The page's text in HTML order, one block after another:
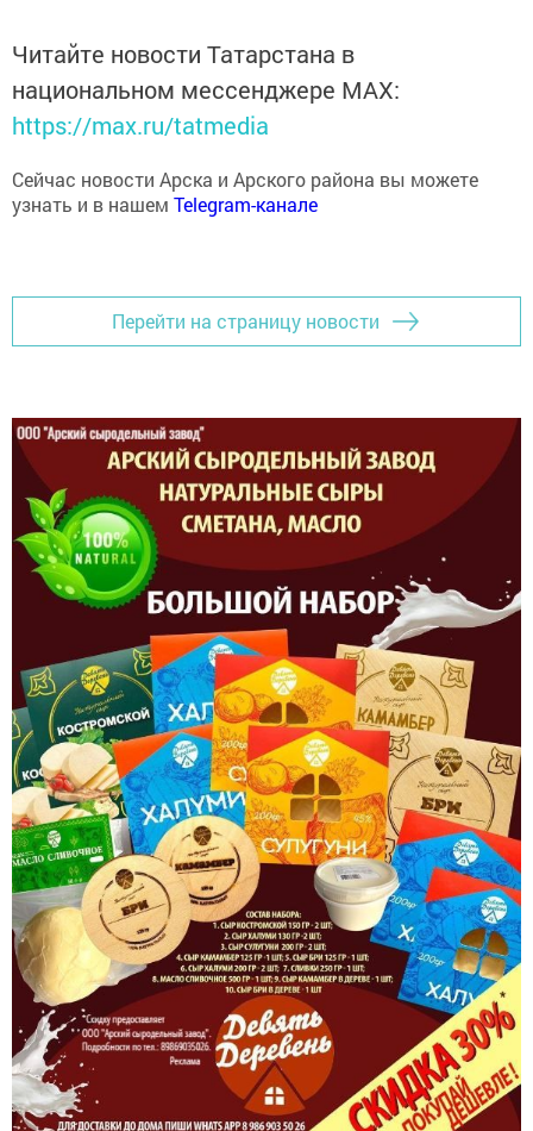
Читайте новости Татарстана в
национальном мессенджере MАХ:
https://max.ru/tatmedia
узнать и в нашемTelegram-канале
Перейти на страницу новости